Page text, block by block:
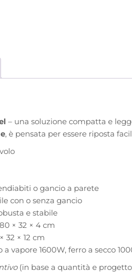
– una soluzione compatta e
, è pensata per essere riposta
o gancio a parete
con o senza gancio
e stabile
× 32 × 4 cm
32 × 12 cm
a vapore 1600W, ferro a secco
(in base a quantità e